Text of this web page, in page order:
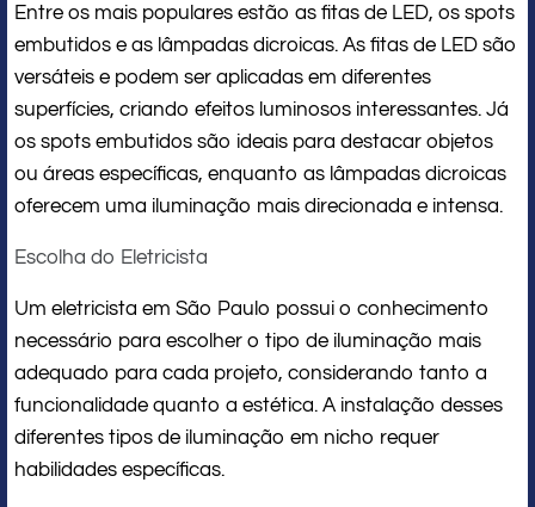
Entre os mais populares estão as fitas de LED, os spots
embutidos e as lâmpadas dicroicas. As fitas de LED são
versáteis e podem ser aplicadas em diferentes
superfícies, criando efeitos luminosos interessantes. Já
os spots embutidos são ideais para destacar objetos
ou áreas específicas, enquanto as lâmpadas dicroicas
oferecem uma iluminação mais direcionada e intensa.
Escolha do Eletricista
Um eletricista em São Paulo possui o conhecimento
necessário para escolher o tipo de iluminação mais
adequado para cada projeto, considerando tanto a
funcionalidade quanto a estética. A instalação desses
diferentes tipos de iluminação em nicho requer
habilidades específicas.